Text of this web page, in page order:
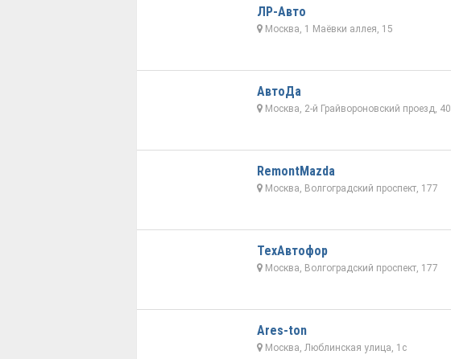
ЛР-Авто
Москва, 1 Маёвки аллея, 15
АвтоДа
Москва, 2-й Грайвороновский проезд, 40
RemontMazda
Москва, Волгоградский проспект, 177
ТехАвтофор
Москва, Волгоградский проспект, 177
Ares-ton
Москва, Люблинская улица, 1с